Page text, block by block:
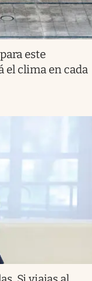
este
el clima en cada